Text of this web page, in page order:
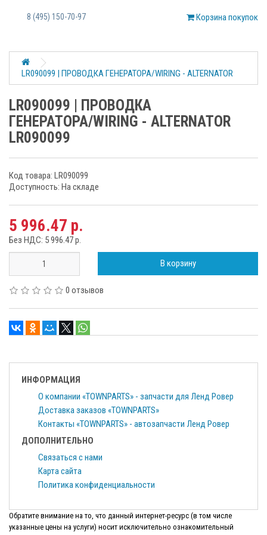
8 (495) 150-70-97 Корзина покупок
LR090099 | ПРОВОДКА ГЕНЕРАТОРА/WIRING - ALTERNATOR
LR090099 | ПРОВОДКА
ГЕНЕРАТОРА/WIRING - ALTERNATOR
LR090099
Код товара: LR090099
Доступность: На складе
5 996.47 р.
Без НДС: 5 996.47 р.
В корзину
0 отзывов
ИНФОРМАЦИЯ
О компании «TOWNPARTS» - запчасти для Ленд Ровер
Доставка заказов «TOWNPARTS»
Контакты «TOWNPARTS» - автозапчасти Ленд Ровер
ДОПОЛНИТЕЛЬНО
Связаться с нами
Карта сайта
Политика конфиденциальности
Обратите внимание на то, что данный интернет-ресурс (в том числе
указанные цены на услуги) носит исключительно ознакомительный